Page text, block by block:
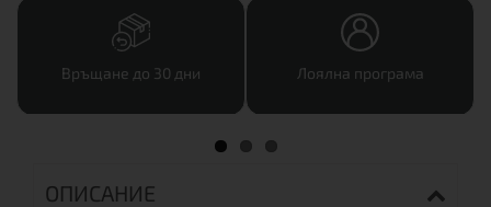
Връщане до 30 дни Лоялна програма
ОПИСАНИЕ